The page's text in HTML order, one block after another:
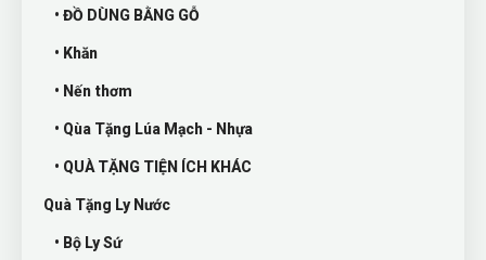
• ĐỒ DÙNG BẰNG GỖ
• Khăn
• Nến thơm
• Qùa Tặng Lúa Mạch - Nhựa
• QUÀ TẶNG TIỆN ÍCH KHÁC
Quà Tặng Ly Nước
• Bộ Ly Sứ